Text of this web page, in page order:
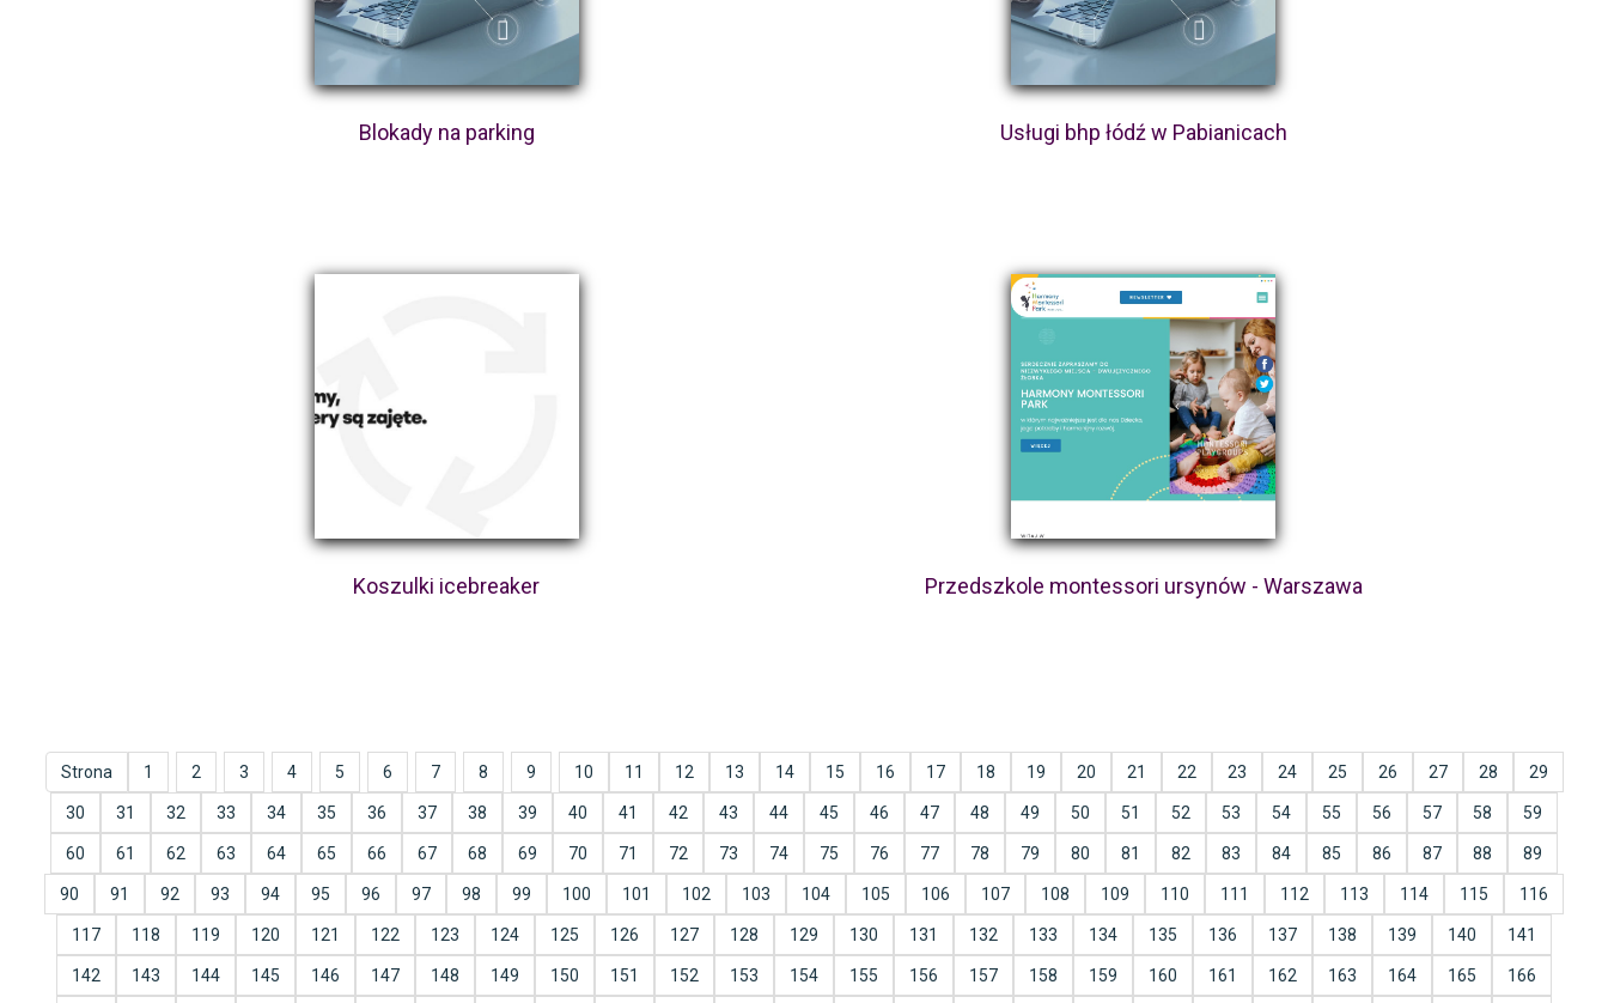
Blokady na parking Usługi bhp łódź w Pabianicach
Koszulki icebreaker Przedszkole montessori ursynów - Warszawa
Strona 1 2 3 4 5 6 7 8 9 10 11 12 13 14 15 16 17 18 19 20 21 22 23 24 25 26 27 28 29
30 31 32 33 34 35 36 37 38 39 40 41 42 43 44 45 46 47 48 49 50 51 52 53 54 55 56 57 58 59
60 61 62 63 64 65 66 67 68 69 70 71 72 73 74 75 76 77 78 79 80 81 82 83 84 85 86 87 88 89
90 91 92 93 94 95 96 97 98 99 100 101 102 103 104 105 106 107 108 109 110 111 112 113 114 115 116
117 118 119 120 121 122 123 124 125 126 127 128 129 130 131 132 133 134 135 136 137 138 139 140 141
142 143 144 145 146 147 148 149 150 151 152 153 154 155 156 157 158 159 160 161 162 163 164 165 166